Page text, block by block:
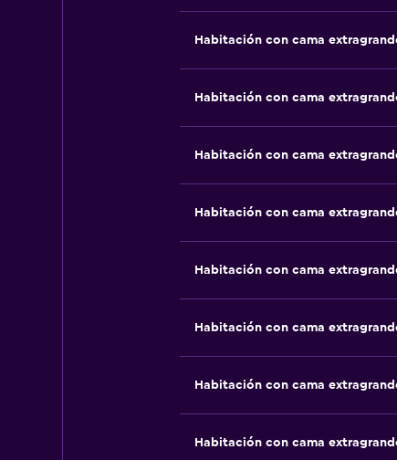
Habitación con cama
Habitación con cama
Habitación con cama
Habitación con cama
Habitación con cama
Habitación con cama
Habitación con cama
Habitación con cama